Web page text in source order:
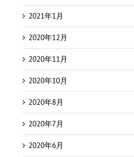
2021年1月
2020年12月
2020年11月
2020年10月
2020年8月
2020年7月
2020年6月